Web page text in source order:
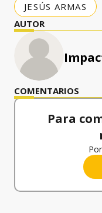
JESÚS ARMAS
AUTOR
COMENTARIOS
Para